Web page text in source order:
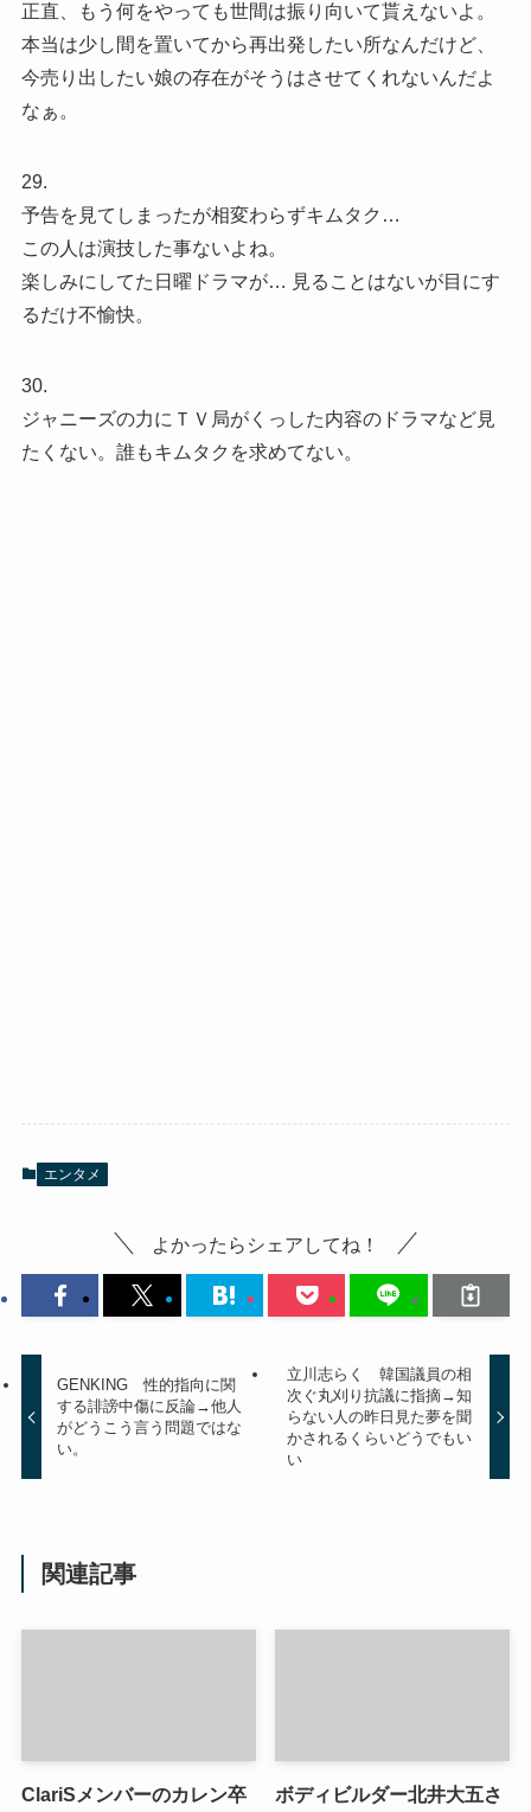
正直、もう何をやっても世間は振り向いて貰えないよ。
本当は少し間を置いてから再出発したい所なんだけど、
今売り出したい娘の存在がそうはさせてくれないんだよ
なぁ。
29.
予告を見てしまったが相変わらずキムタク…
この人は演技した事ないよね。
楽しみにしてた日曜ドラマが… 見ることはないが目にす
るだけ不愉快。
30.
ジャニーズの力にＴＶ局がくっした内容のドラマなど見
たくない。誰もキムタクを求めてない。
エンタメ
よかったらシェアしてね！
GENKING 性的指向に関
する誹謗中傷に反論→他人
がどうこう言う問題ではな
い。
立川志らく 韓国議員の相
次ぐ丸刈り抗議に指摘→知
らない人の昨日見た夢を聞
かされるくらいどうでもい
い
関連記事
ClariSメンバーのカレン卒 ボディビルダー北井大五さ